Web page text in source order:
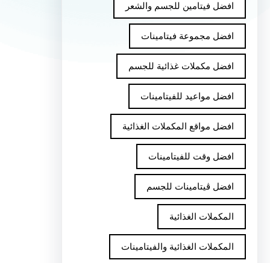
افضل فيتامين للجسم والشعر
افضل مجموعة فيتامينات
افضل مكملات غذائية للجسم
افضل مواعيد للفيتامينات
افضل مواقع المكملات الغذائية
افضل وقت للفيتامينات
افضل ڤيتامينات للجسم
المكملات الغذائية
المكملات الغذائية والفيتامينات